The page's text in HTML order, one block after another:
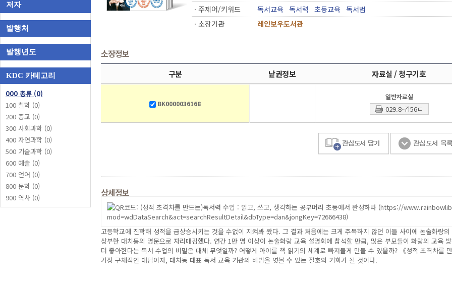
저자
발행처
발행년도
KDC 카테고리
000 총류 (0)
100 철학 (0)
200 종교 (0)
300 사회과학 (0)
400 자연과학 (0)
500 기술과학 (0)
600 예술 (0)
700 언어 (0)
800 문학 (0)
900 역사 (0)
ㆍ주제어/키워드
독서교육 독서력 초등교육 독서법
ㆍ소장기관
레인보우도서관
소장정보
구분 낱권정보 자료실 / 청구기호
BK0000036168
일반자료실
029.8-김56ㄷ
상세정보
중ㆍ고등에서 조용히 성적을 역전시키는 아이는 무엇이 다를까? 문제 푸는 요령만 가르칠 듯한 대치동에서 ‘책 읽기’라는 한 우
1만 5,000명을 자랑하는 독서 논술 학원 ‘논술화랑’을 이끄는 김수미 대표다. 26년간 수만 명의 아이를 가르쳐온 그는 유ㆍ초등
고등학교에 진학해 성적을 급상승시키는 것을 수없이 지켜봐 왔다. 그 결과 처음에는 크게 주목하지 않던 이들 사이에 논술화랑
상부한 대치동의 명문으로 자리매김했다. 연간 1만 명 이상이 논술화랑 교육 설명회에 참석할 만큼, 많은 부모들이 화랑의 교육
더 좋아한다는 독서 수업의 비밀은 대체 무엇일까? 어떻게 아이를 책 읽기의 세계로 빠져들게 만들 수 있을까? 《성적 초격차를
가장 구체적인 대답이자, 대치동 대표 독서 교육 기관의 비법을 엿볼 수 있는 절호의 기회가 될 것이다.